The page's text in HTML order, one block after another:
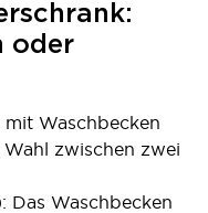
oder
mit Waschbecken
zwischen zwei
: Das Waschbecken